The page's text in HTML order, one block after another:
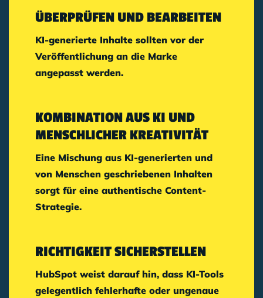
ÜBERPRÜFEN UND BEARBEITEN
KI-generierte Inhalte sollten vor der
Veröffentlichung an die Marke
angepasst werden.
KOMBINATION AUS KI UND
MENSCHLICHER KREATIVITÄT
Eine Mischung aus KI-generierten und
von Menschen geschriebenen Inhalten
sorgt für eine authentische Content-
Strategie.
RICHTIGKEIT SICHERSTELLEN
HubSpot weist darauf hin, dass KI-Tools
gelegentlich fehlerhafte oder ungenaue